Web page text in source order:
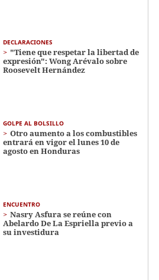
DECLARACIONES
"Tiene que respetar la libertad de
expresión": Wong Arévalo sobre
Roosevelt Hernández
GOLPE AL BOLSILLO
Otro aumento a los combustibles
entrará en vigor el lunes 10 de
agosto en Honduras
ENCUENTRO
Nasry Asfura se reúne con
Abelardo De La Espriella previo a
su investidura